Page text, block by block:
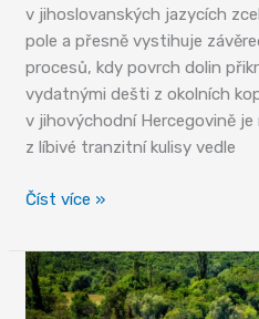
v jihoslovanských jazycích
pole a přesně vystihuje
procesů, kdy povrch dolin
vydatnými dešti z okolních
v jihovýchodní Hercegovině
z líbivé tranzitní kulisy vedle
Popovo
–
světové
dědictví
Číst více »